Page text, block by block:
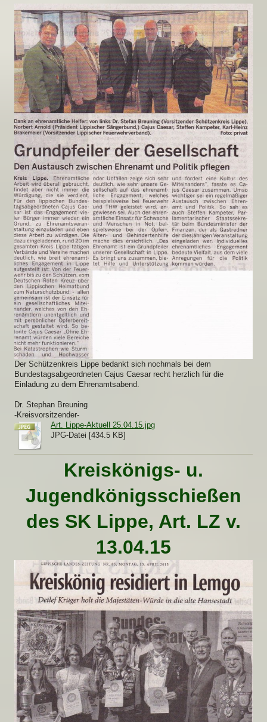
Der Schützenkreis Lippe bedankt sich nochmals bei dem
Bundestagsabgeordneten Cajus Caesar recht herzlich für die
Einladung zu dem Ehrenamtsabend.
Dr. Stephan Breuning
-Kreisvorsitzender-
Art. Lippe-Aktuell 25.04.15.jpg
JPG-Datei [434.5 KB]
Kreiskönigs- u.
Jugendkönigsschießen
des SK Lippe, Art. LZ v.
13.04.15